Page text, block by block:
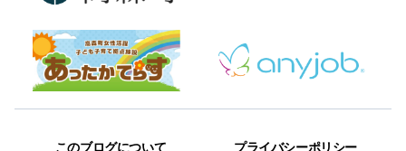
このブログについて プライバシーポリシー